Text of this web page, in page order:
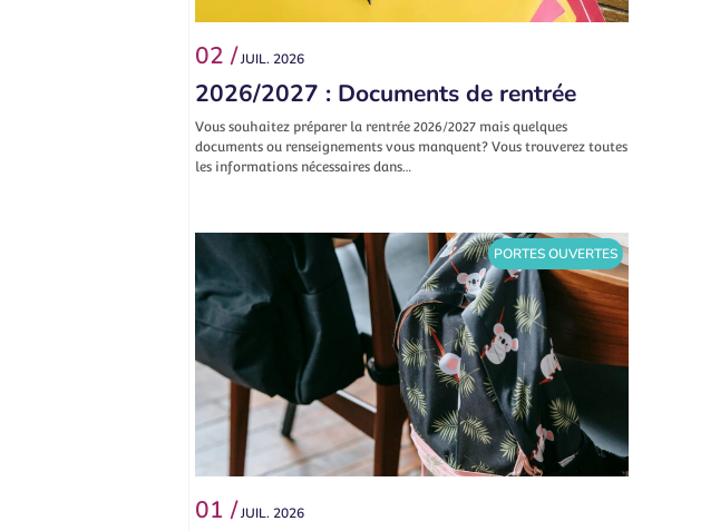
02 /JUIL. 2026
2026/2027 : Documents de rentrée
Vous souhaitez préparer la rentrée 2026/2027 mais quelques
documents ou renseignements vous manquent? Vous trouverez toutes
les informations nécessaires dans…
PORTES OUVERTES
01 /JUIL. 2026